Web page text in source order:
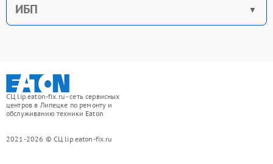
ИБП
СЦ lip.eaton-fix.ru - сеть сервисных
центров в Липецке по ремонту и
обслуживанию техники Eaton
2021-2026 © СЦ lip.eaton-fix.ru